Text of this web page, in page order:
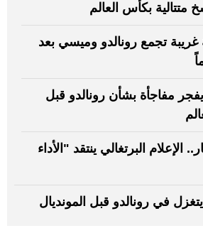
غريبة تجمع رونالدو وميسي بعد
يفجر مفاجأة بشأن رونالدو قبل
الإعلام البرتغالي ينتقد "الأداء
في رونالدو قبل المونديال